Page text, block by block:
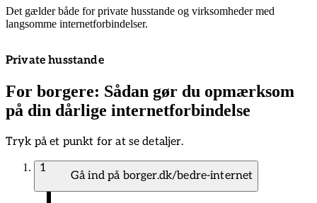
Det gælder både for private husstande og virksomheder med
langsomme internetforbindelser.
Private husstande
For borgere: Sådan gør du opmærksom
på din dårlige internetforbindelse
Tryk på et punkt for at se detaljer.
1
Gå ind på borger.dk/bedre-internet